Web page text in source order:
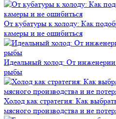
От кубатуры к холоду: Как
камеры и не ошибиться
Идеальный холод: От
рыбы
Холод как стратегия: Как
мясного производства и не